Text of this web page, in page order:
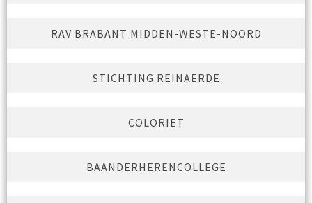
RAV BRABANT MIDDEN-WESTE-NOORD
STICHTING REINAERDE
COLORIET
BAANDERHERENCOLLEGE